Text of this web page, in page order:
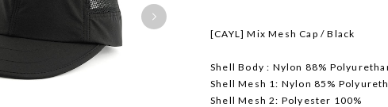
[CAYL] Mix Mesh Cap / Black
Shell Body : Nylon 88%
Shell Mesh 1: Nylon 85%
Shell Mesh 2: Polyester 100%